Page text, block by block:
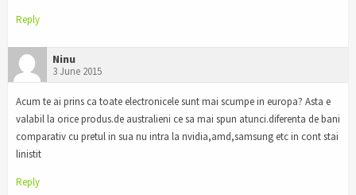
Reply
Ninu
3 June 2015
Acum te ai prins ca toate electronicele sunt mai scumpe in europa? Asta e
valabil la orice produs.de australieni ce sa mai spun atunci.diferenta de bani
comparativ cu pretul in sua nu intra la nvidia,amd,samsung etc in cont stai
linistit
Reply